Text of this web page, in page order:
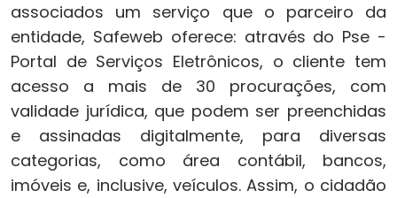
associados um serviço que o parceiro da
entidade, Safeweb oferece: através do Pse -
Portal de Serviços Eletrônicos, o cliente tem
acesso a mais de 30 procurações, com
validade jurídica, que podem ser preenchidas
e assinadas digitalmente, para diversas
categorias, como área contábil, bancos,
imóveis e, inclusive, veículos. Assim, o cidadão